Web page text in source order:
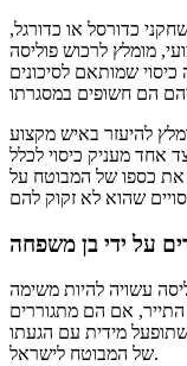
כדורסל או כדורגל,
מומלץ לרכוש פוליסה
שמותאם לסיכונים
להיעזר באיש מקצוע
אחד מעניק כיסוי לכלל
את כספו של המבוטח על
על ידי בן משפחה
עשויה להיות משימה
אם הם מתגוררים
מידית עם הגעתו
של המבוטח לישראל.